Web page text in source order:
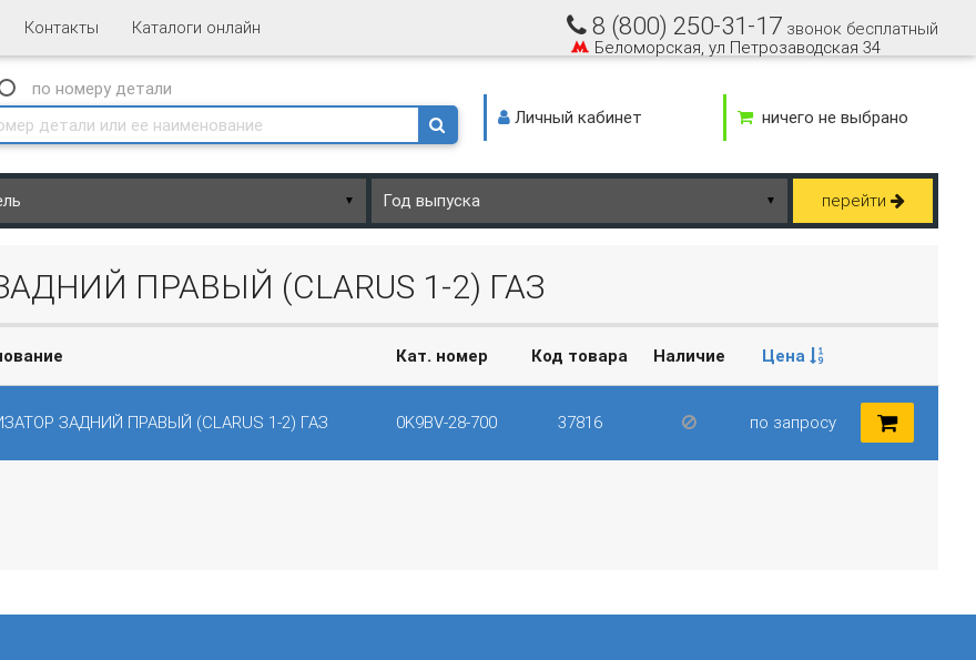
Контакты Каталоги онлайн 8 (800) 250-31-17 звонок бесплатный
Беломорская, ул Петрозаводская 34
по номеру детали
Личный кабинет
ничего не выбрано
▼ ▼ перейти
ПРАВЫЙ (CLARUS 1-2) ГАЗ
Кат. номер Код товара Наличие Цена
ЗАДНИЙ ПРАВЫЙ (CLARUS 1-2) ГАЗ 0K9BV-28-700 37816 по запросу